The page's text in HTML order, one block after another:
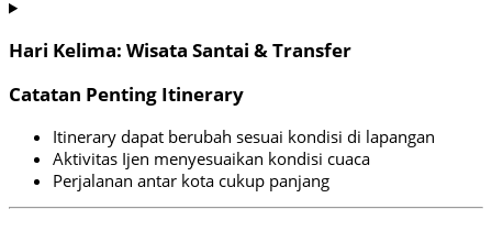
Hari Kelima: Wisata Santai & Transfer
Catatan Penting Itinerary
Itinerary dapat berubah sesuai kondisi di lapangan
Aktivitas Ijen menyesuaikan kondisi cuaca
Perjalanan antar kota cukup panjang